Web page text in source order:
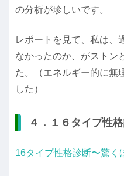
の分析が珍しいです。
レポートを見て、私は、
なかったのか、がストン
た。（エネルギー的に無
した）
４．１６タイプ性
16タイプ性格診断〜驚く